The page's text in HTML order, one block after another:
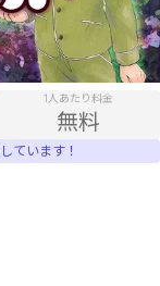
1人あたり料金
無料
ています！